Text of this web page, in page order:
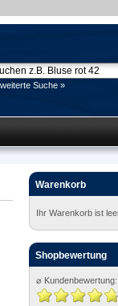
Suche »
Warenkorb
Ihr Warenkorb ist
Shopbewertung
⌀ Kundenbewertung: